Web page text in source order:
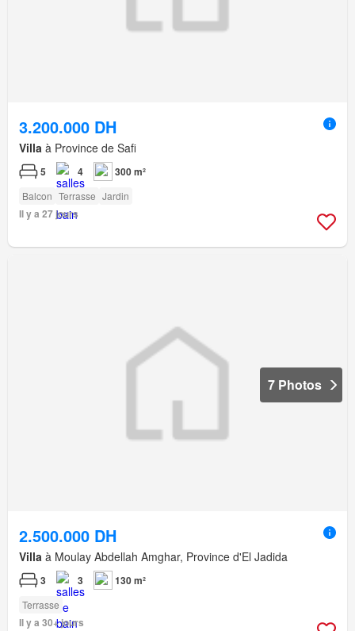
3.200.000 DH
Villa à Province de Safi
5 4 300 m²
Balcon Terrasse Jardin
Il y a 27 jours
7 Photos
2.500.000 DH
Villa à Moulay Abdellah Amghar, Province d'El Jadida
3 3 130 m²
Terrasse
Il y a 30+ jours